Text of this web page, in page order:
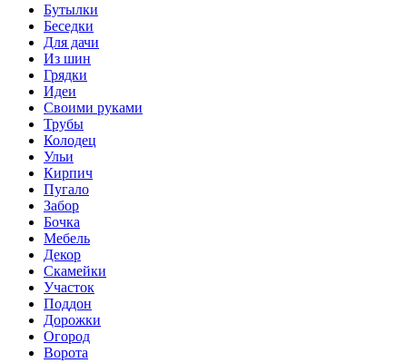
Бутылки
Беседки
Для дачи
Из шин
Грядки
Идеи
Своими руками
Трубы
Колодец
Ульи
Кирпич
Пугало
Забор
Бочка
Мебель
Декор
Скамейки
Участок
Поддон
Дорожки
Огород
Ворота